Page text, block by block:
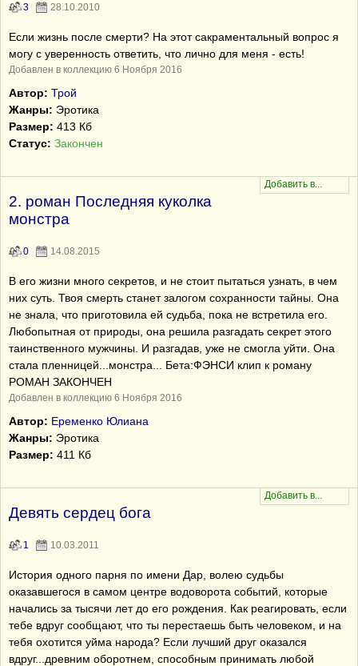
3 28.10.2010
Если жизнь после смерти? На этот сакраментальный вопрос я
могу с уверенность ответить, что лично для меня - есть!
Добавлен в коллекцию 6 Ноября 2016
Автор: Трой
Жанры: Эротика
Размер: 413 Кб
Статус: Закончен
2. роман Последняя куколка
монстра
0 14.08.2015
В его жизни много секретов, и не стоит пытаться узнать, в чем
них суть. Твоя смерть станет залогом сохранности тайны. Она
не знала, что приготовила ей судьба, пока не встретила его.
Любопытная от природы, она решила разгадать секрет этого
таинственного мужчины. И разгадав, уже не смогла уйти. Она
стала пленницей...монстра... Бета:ФЭНСИ клип к роману
РОМАН ЗАКОНЧЕН
Добавлен в коллекцию 6 Ноября 2016
Автор: Еременко Юлиана
Жанры: Эротика
Размер: 411 Кб
Девять сердец бога
1 10.03.2011
История одного парня по имени Дар, волею судьбы
оказавшегося в самом центре водоворота событий, которые
начались за тысячи лет до его рождения. Как реагировать, если
тебе вдруг сообщают, что ты перестаешь быть человеком, и на
тебя охотится уйма народа? Если лучший друг оказался
вдруг...древним оборотнем, способным принимать любой